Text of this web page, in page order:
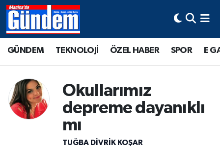
GÜNDEM TEKNOLOJİ ÖZEL HABER SPOR E
Okullarımız
depreme dayanıklı
mı
TUĞBA DIVRIK KOŞAR
Manisa Hava Durumu
Süper Lig Puan Durumu ve Fikstür
Tüm Manşetler
Son Dakika Haberleri